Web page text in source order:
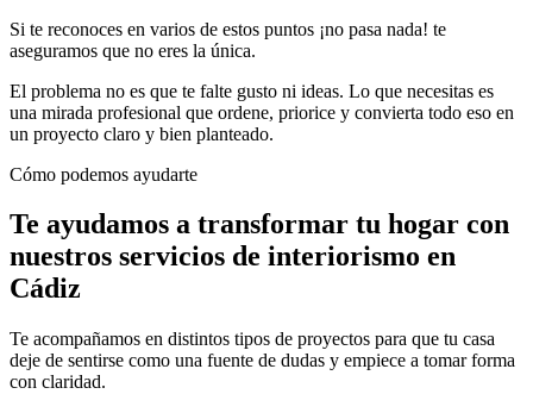
Si te reconoces en varios de estos puntos ¡no pasa nada! te
aseguramos que no eres la única.
El problema no es que te falte gusto ni ideas. Lo que necesitas es
una mirada profesional que ordene, priorice y convierta todo eso en
un proyecto claro y bien planteado.
Cómo podemos ayudarte
Te ayudamos a transformar tu hogar con
nuestros servicios de interiorismo en
Cádiz
Te acompañamos en distintos tipos de proyectos para que tu casa
deje de sentirse como una fuente de dudas y empiece a tomar forma
con claridad.